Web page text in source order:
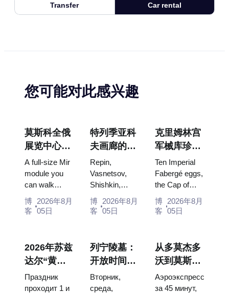
Transfer Car rental
您可能对此感兴趣
莫斯科全俄
展览中心
“宇宙馆”：
俄罗斯最大
的太空展览
馆内景
A full-size Mir
module you
can walk
through, the
Energia–
descent
capsules and
120 pieces of
flight...
博
客
2026年8月
05日
特列季亚科
夫画廊的杰
作：值得为
此安排行程
的画作
Repin,
Vasnetsov,
Shishkin,
Vrubel, Serov
and Surikov
people, where
they hang,
and why
booking the...
博
客
2026年8月
05日
克里姆林宫
军械库珍
宝：法贝热
彩蛋、宝座
与加冕礼服
Ten Imperial
Fabergé eggs,
the Cap of
Monomakh,
the double
the coronation
dress of
Catherine...
博
客
2026年8月
05日
2026年苏兹
达尔“黄瓜
节”：门
票、日期及
Праздник
проходит 1 и
列宁陵墓：
开放时间、
入场和与克
里姆林宫的
Вторник,
среда,
从多莫杰多
沃到莫斯科
市中心：乘
坐空铁、公
Аэроэкспресс
за 45 минут,